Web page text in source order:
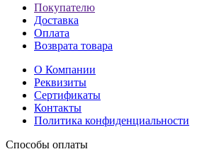
Покупателю
Доставка
Оплата
Возврата товара
О Компании
Реквизиты
Сертификаты
Контакты
Политика конфиденциальности
Способы оплаты